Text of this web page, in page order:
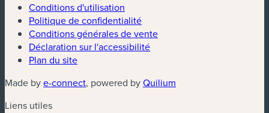
Conditions d'utilisation
Politique de confidentialité
Conditions générales de vente
Déclaration sur l'accessibilité
Plan du site
Made bye-connect(nouvelle fenêtre)
, powered byQuilium
Liens utiles